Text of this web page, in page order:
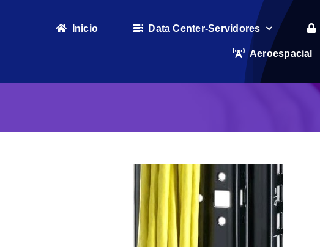
Inicio Data Center-Servidores
Aeroespacial